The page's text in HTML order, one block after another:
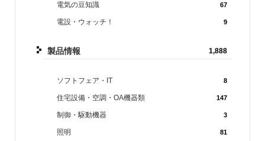
電気の豆知識 67
電設・ウォッチ！ 9
製品情報 1,888
ソフトフェア・IT 8
住宅設備・空調・OA機器類 147
制御・駆動機器 3
照明 81